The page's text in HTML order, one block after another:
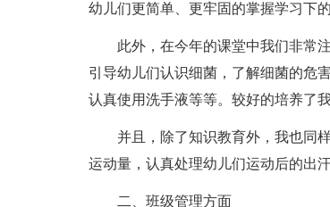
幼儿们更简单、更牢固的掌握学习下的
此外，在今年的课堂中我们非常
引导幼儿们认识细菌，了解细菌的危
认真使用洗手液等等。较好的培养了
并且，除了知识教育外，我也同
运动量，认真处理幼儿们运动后的出
二、班级管理方面